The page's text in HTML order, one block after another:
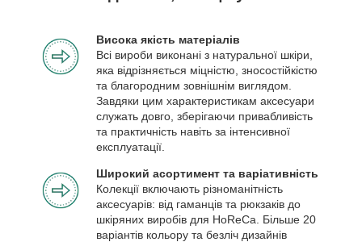
Висока якість матеріалів
Всі вироби виконані з натуральної шкіри,
яка відрізняється міцністю, зносостійкістю
та благородним зовнішнім виглядом.
Завдяки цим характеристикам аксесуари
служать довго, зберігаючи привабливість
та практичність навіть за інтенсивної
експлуатації.
Широкий асортимент та варіативність
Колекції включають різноманітність
аксесуарів: від гаманців та рюкзаків до
шкіряних виробів для HoReCa. Більше 20
варіантів кольору та безліч дизайнів